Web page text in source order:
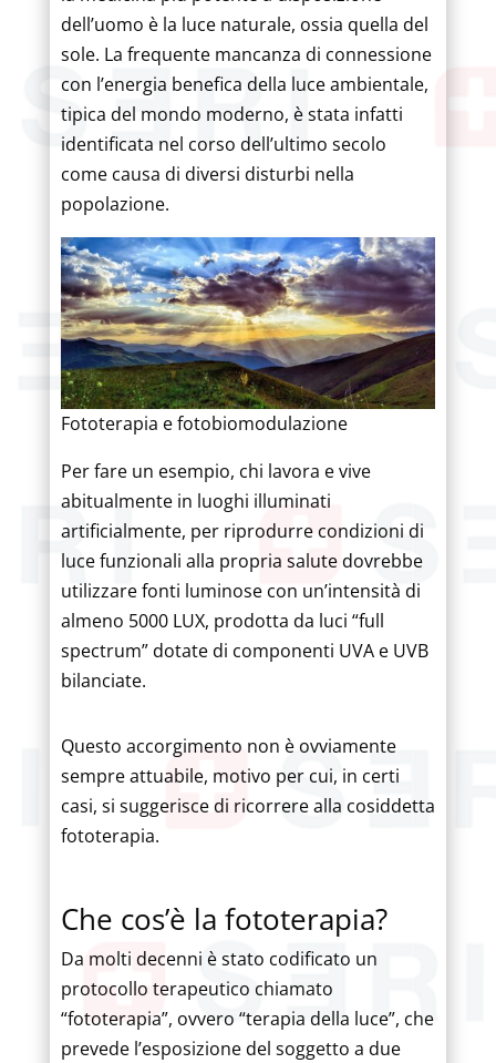
dell’uomo è la luce naturale, ossia quella del
sole. La frequente mancanza di connessione
con l’energia benefica della luce ambientale,
tipica del mondo moderno, è stata infatti
identificata nel corso dell’ultimo secolo
come causa di diversi disturbi nella
popolazione.
Fototerapia e fotobiomodulazione
Per fare un esempio, chi lavora e vive
abitualmente in luoghi illuminati
artificialmente, per riprodurre condizioni di
luce funzionali alla propria salute dovrebbe
utilizzare fonti luminose con un’intensità di
almeno 5000 LUX, prodotta da luci “full
spectrum” dotate di componenti UVA e UVB
bilanciate.
Questo accorgimento non è ovviamente
sempre attuabile, motivo per cui, in certi
casi, si suggerisce di ricorrere alla cosiddetta
fototerapia.
Che cos’è la fototerapia?
Da molti decenni è stato codificato un
protocollo terapeutico chiamato
“fototerapia”, ovvero “terapia della luce”, che
prevede l’esposizione del soggetto a due